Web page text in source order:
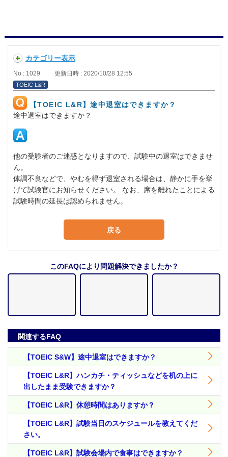
カテゴリー表示
No : 1029 更新日時 : 2020/10/28 12:55
TOEIC L&R
【TOEIC L&R】途中退室はできますか？
途中退室はできますか？
他の受験者のご迷惑となりますので、試験中の退室はできませ
ん。
体調不良などで、やむを得ず退室される場合は、静かに手を挙
げて試験官にお知らせください。 なお、席を離れたことによる
試験時間の延長は認められません。
戻る
このFAQにより問題解決できましたか？
関連するFAQ
【TOEIC S&W】途中退室はできますか？
【TOEIC L&R】ハンカチ・ティッシュなどを机の上に
出したまま受験できますか？
【TOEIC L&R】休憩時間はありますか？
【TOEIC L&R】試験当日のスケジュールを教えてくだ
さい。
【TOEIC L&R】試験会場内で食事はできますか？